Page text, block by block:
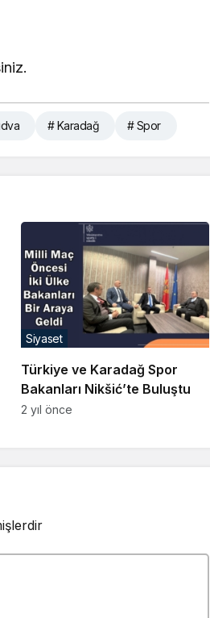
# Karadağ # Spor
Türkiye ve Karadağ Spor
Bakanları Nikšić’te Buluştu
Siyaset
2 yıl önce